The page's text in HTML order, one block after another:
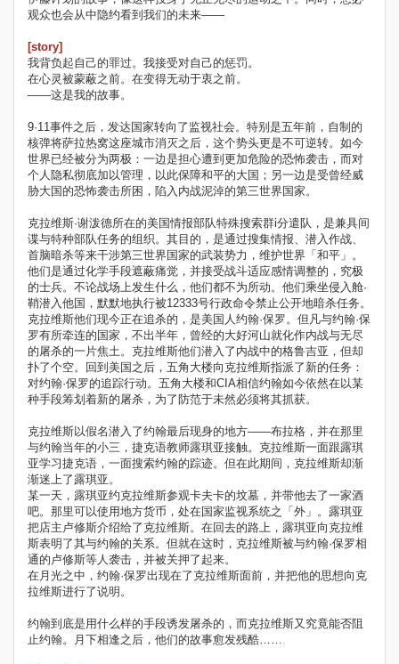
观众也会从中隐约看到我们的未来——
[story]
我背负起自己的罪过。我接受对自己的惩罚。
在心灵被蒙蔽之前。在变得无动于衷之前。
——这是我的故事。
9·11事件之后，发达国家转向了监视社会。特别是五年前，自制的
核弹将萨拉热窝这座城市消灭之后，这个势头更是不可逆转。如今
世界已经被分为两极：一边是担心遭到更加危险的恐怖袭击，而对
个人隐私彻底加以管理，以此保障和平的大国；另一边是受曾经威
胁大国的恐怖袭击所困，陷入内战泥淖的第三世界国家。
克拉维斯·谢泼德所在的美国情报部队特殊搜索群i分遣队，是兼具间
谍与特种部队任务的组织。其目的，是通过搜集情报、潜入作战、
首脑暗杀等来干涉第三世界国家的武装势力，维护世界「和平」。
他们是通过化学手段遮蔽痛觉，并接受战斗适应感情调整的，究极
的士兵。不论战场上发生什么，他们都不为所动。他们乘坐侵入舱·
鞘潜入他国，默默地执行被12333号行政命令禁止公开地暗杀任务。
克拉维斯他们现今正在追杀的，是美国人约翰·保罗。但凡与约翰·保
罗有所牵连的国家，不出半年，曾经的大好河山就化作内战与无尽
的屠杀的一片焦土。克拉维斯他们潜入了内战中的格鲁吉亚，但却
扑了个空。回到美国之后，五角大楼向克拉维斯指派了新的任务：
对约翰·保罗的追踪行动。五角大楼和CIA相信约翰如今依然在以某
种手段筹划着新的屠杀，为了防范于未然必须将其抓获。
克拉维斯以假名潜入了约翰最后现身的地方——布拉格，并在那里
与约翰当年的小三，捷克语教师露琪亚接触。克拉维斯一面跟露琪
亚学习捷克语，一面搜索约翰的踪迹。但在此期间，克拉维斯却渐
渐迷上了露琪亚。
某一天，露琪亚约克拉维斯参观卡夫卡的坟墓，并带他去了一家酒
吧。那里可以使用地方货币，处在国家监视系统之「外」。露琪亚
把店主卢修斯介绍给了克拉维斯。在回去的路上，露琪亚向克拉维
斯表明了其与约翰的关系。但就在这时，克拉维斯被与约翰·保罗相
通的卢修斯等人袭击，并被关押了起来。
在月光之中，约翰·保罗出现在了克拉维斯面前，并把他的思想向克
拉维斯进行了说明。
约翰到底是用什么样的手段诱发屠杀的，而克拉维斯又究竟能否阻
止约翰。月下相逢之后，他们的故事愈发残酷……